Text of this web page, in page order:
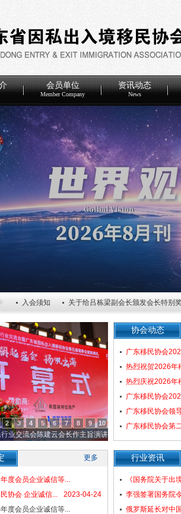
会员单位
Member Company
资讯动态
News
入会须知 关于给吕栋梁副会长颁发会长特别
关于表彰2025年度优秀会员单位的决定 关于
2 3 4 5 6 7 8 9 10
业交流会陈建云会长作主旨演讲
更多
度会员企业诚信等...
2023-09-26
协会 企业诚信...
2023-04-24
度会员企业诚信等...
协会动态
广东移民协会
热烈祝贺2026年
热烈庆祝2026年
广东移民协会
广东移民协会领
广东移民协会第
行业资讯
《国务院关于出
李强签署国务院
俄罗斯延长对中